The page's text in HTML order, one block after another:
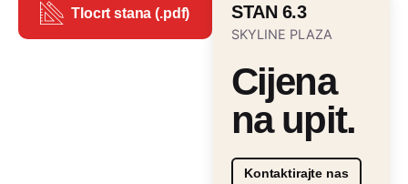
Tlocrt stana (.pdf) STAN 6.3
SKYLINE PLAZA
Cijena
na upit.
Kontaktirajte nas